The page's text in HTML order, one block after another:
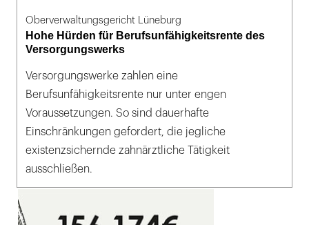
Oberverwaltungsgericht Lüneburg
Hohe Hürden für Berufsunfähigkeitsrente des
Versorgungswerks
Versorgungswerke zahlen eine
Berufsunfähigkeitsrente nur unter engen
Voraussetzungen. So sind dauerhafte
Einschränkungen gefordert, die jegliche
existenzsichernde zahnärztliche Tätigkeit
ausschließen.